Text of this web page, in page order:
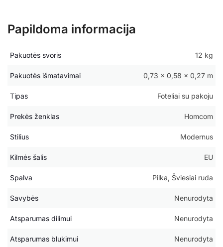
Papildoma informacija
Pakuotės svoris 12 kg
Pakuotės išmatavimai 0,73 × 0,58 × 0,27 m
Tipas Foteliai su pakoju
Prekės ženklas Homcom
Stilius Modernus
Kilmės šalis EU
Spalva Pilka, Šviesiai ruda
Savybės Nenurodyta
Atsparumas dilimui Nenurodyta
Atsparumas blukimui Nenurodyta